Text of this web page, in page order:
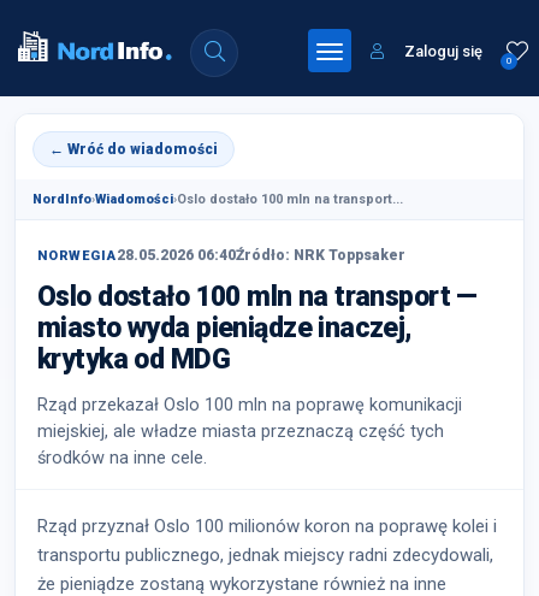
0
Zaloguj się
← Wróć do wiadomości
NordInfo›Wiadomości›Oslo dostało 100 mln na transport...
NORWEGIA28.05.2026 06:40Źródło: NRK Toppsaker
Oslo dostało 100 mln na transport —
miasto wyda pieniądze inaczej,
krytyka od MDG
Rząd przekazał Oslo 100 mln na poprawę komunikacji
miejskiej, ale władze miasta przeznaczą część tych
środków na inne cele.
Rząd przyznał Oslo 100 milionów koron na poprawę kolei i
transportu publicznego, jednak miejscy radni zdecydowali,
że pieniądze zostaną wykorzystane również na inne